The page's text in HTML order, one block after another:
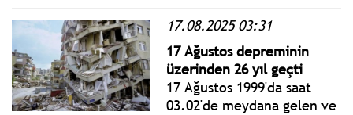
Grup Başkanvekili Gökhan
Günaydın, Trabzon ve
Artvin’e giderek bir dizi
temaslarda bulundu.
17.08.2025 03:31
17 Ağustos depreminin
üzerinden 26 yıl geçti
17 Ağustos 1999'da saat
03.02'de meydana gelen ve